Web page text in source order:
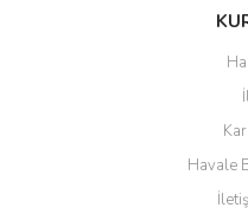
Bu ürüne
Ürün resmi kalitesiz,
Ürün açıklamasında eksik
Ürün bilgilerinde hatalar
Ürün fiyatı diğer sitelerden
Havale